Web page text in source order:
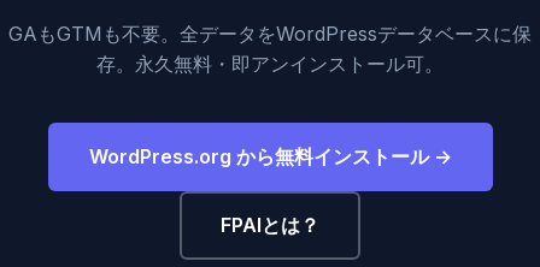
GAもGTMも不要。全データをWordPressデータベースに保
存。永久無料・即アンインストール可。
WordPress.org から無料インストール →
FPAIとは？